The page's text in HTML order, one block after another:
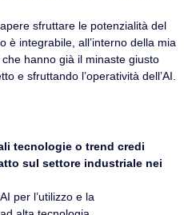
sfruttare le potenzialità del
è integrabile, all’interno della mia
hanno già il minaste giusto
e sfruttando l’operatività dell’AI.
tecnologie o trend credi
sul settore industriale nei
per l’utilizzo e la